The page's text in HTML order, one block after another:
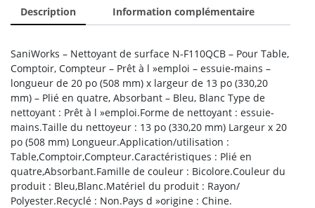
Description Information complémentaire
SaniWorks – Nettoyant de surface N-F110QCB – Pour Table,
Comptoir, Compteur – Prêt à l »emploi – essuie-mains –
longueur de 20 po (508 mm) x largeur de 13 po (330,20
mm) – Plié en quatre, Absorbant – Bleu, Blanc Type de
nettoyant : Prêt à l »emploi.Forme de nettoyant : essuie-
mains.Taille du nettoyeur : 13 po (330,20 mm) Largeur x 20
po (508 mm) Longueur.Application/utilisation :
Table,Comptoir,Compteur.Caractéristiques : Plié en
quatre,Absorbant.Famille de couleur : Bicolore.Couleur du
produit : Bleu,Blanc.Matériel du produit : Rayon/
Polyester.Recyclé : Non.Pays d »origine : Chine.